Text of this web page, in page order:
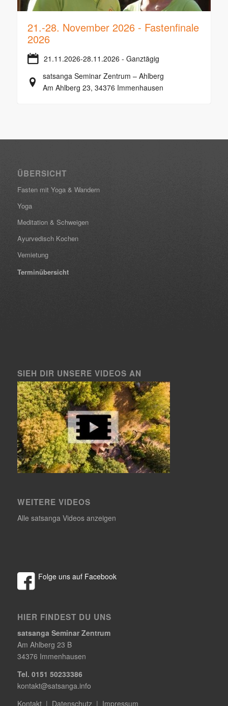
21.-28. November 2026 - Fastenfinale
2026
21.11.2026-28.11.2026 - Ganztägig
satsanga Seminar Zentrum – Ahlberg
Am Ahlberg 23, 34376 Immenhausen
ÜBERSICHT
Fasten mit Yoga & Wandern
Yoga
Meditation & Schweigen
Ayurvedisch Kochen
Vemietung
Terminübersicht
SIEH DIR UNSERE VIDEOS AN
WEITERE VIDEOS
Alle satsanga Videos anzeigen
Folge uns auf Facebook
HIER FINDEST DU UNS
satsanga Seminar Zentrum
Am Ahlberg 23 B
34376 Immenhausen
Tel. 0151 50233386
kontakt@satsanga.info
Kontakt| Datenschutz | Impressum